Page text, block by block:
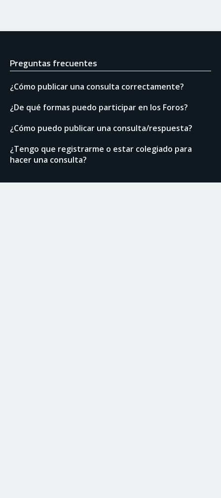
Preguntas frecuentes
¿Cómo publicar una consulta correctamente?
¿De qué formas puedo participar en los Foros?
¿Cómo puedo publicar una consulta/respuesta?
¿Tengo que registrarme o estar colegiado para
hacer una consulta?